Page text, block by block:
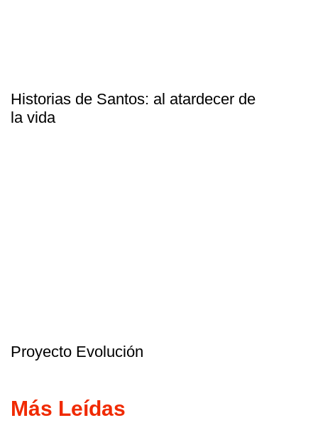
Historias de Santos: al atardecer de
la vida
Proyecto Evolución
Más Leídas